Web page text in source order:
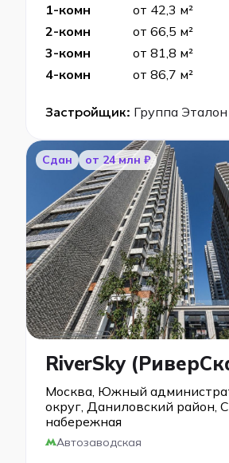
1-комн
от 42,3 м²
2-комн
от 66,5 м²
3-комн
от 81,8 м²
4-комн
от 86,7 м²
Застройщик: Группа Эталон
Сдан от 24 млн ₽
RiverSky
Москва, Южный
округ, Даниловский район,
набережная
Автозаводская